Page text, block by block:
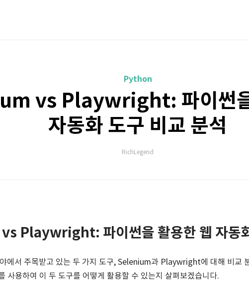
Python
vs Playwright: 파이썬
자동화 도구 비교 분석
RichLegend
Playwright: 파이썬을 활용한 웹 자동
에서 주목받고 있는 두 가지 도구, Selenium과 Playwright에 대해 비교
사용하여 이 두 도구를 어떻게 활용할 수 있는지 살펴보겠습니다.